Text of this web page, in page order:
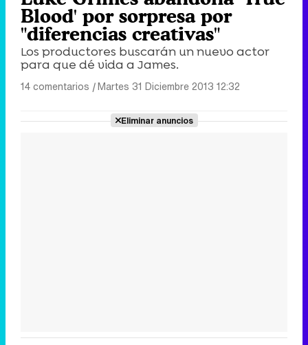
Blood' por sorpresa por
"diferencias creativas"
Los productores buscarán un nuevo actor
para que dé vida a James.
14 comentarios |Martes 31 Diciembre 2013 12:32
Eliminar anuncios